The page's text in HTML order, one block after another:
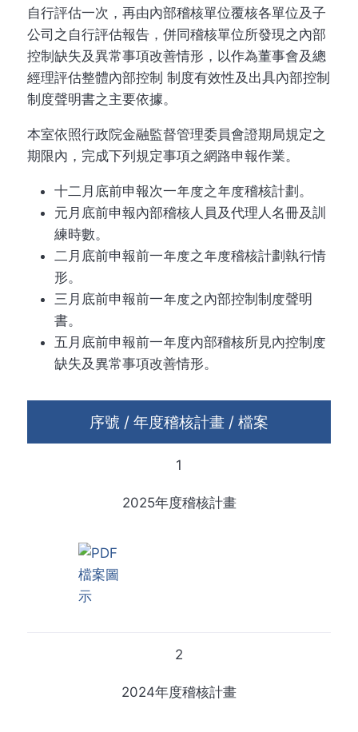
自行評估一次，再由內部稽核單位覆核各單位及子
公司之自行評估報告，併同稽核單位所發現之內部
控制缺失及異常事項改善情形，以作為董事會及總
經理評估整體內部控制 制度有效性及出具內部控制
制度聲明書之主要依據。
本室依照行政院金融監督管理委員會證期局規定之
期限內，完成下列規定事項之網路申報作業。
十二月底前申報次一年度之年度稽核計劃。
元月底前申報內部稽核人員及代理人名冊及訓
練時數。
二月底前申報前一年度之年度稽核計劃執行情
形。
三月底前申報前一年度之內部控制制度聲明
書。
五月底前申報前一年度內部稽核所見內控制度
缺失及異常事項改善情形。
序號 / 年度稽核計畫 / 檔案
1
2025年度稽核計畫
2
2024年度稽核計畫